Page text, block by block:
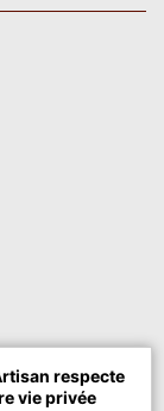
respecte
vie privée